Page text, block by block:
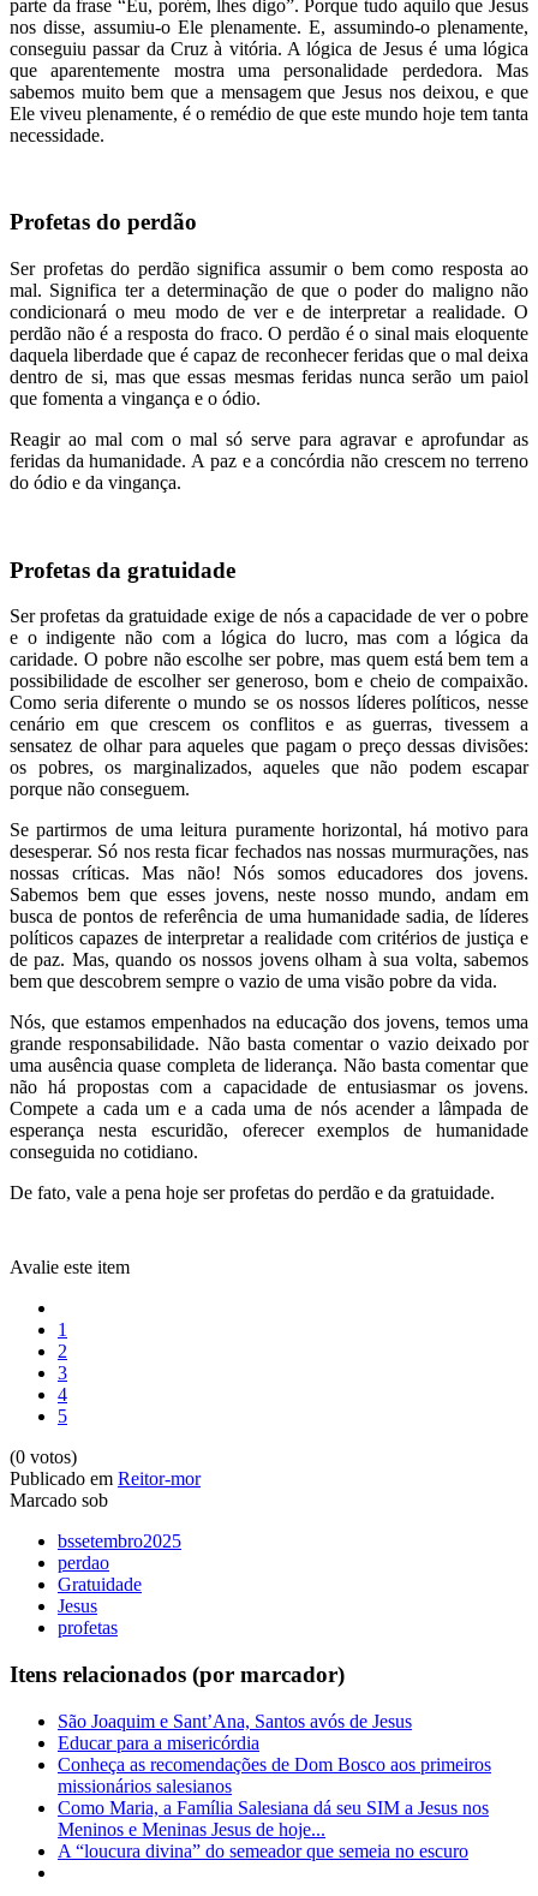
parte da frase “Eu, porém, lhes digo”. Porque tudo aquilo que Jesus
nos disse, assumiu-o Ele plenamente. E, assumindo-o plenamente,
conseguiu passar da Cruz à vitória. A lógica de Jesus é uma lógica
que aparentemente mostra uma personalidade perdedora. Mas
sabemos muito bem que a mensagem que Jesus nos deixou, e que
Ele viveu plenamente, é o remédio de que este mundo hoje tem tanta
necessidade.
Profetas do perdão
Ser profetas do perdão significa assumir o bem como resposta ao
mal. Significa ter a determinação de que o poder do maligno não
condicionará o meu modo de ver e de interpretar a realidade. O
perdão não é a resposta do fraco. O perdão é o sinal mais eloquente
daquela liberdade que é capaz de reconhecer feridas que o mal deixa
dentro de si, mas que essas mesmas feridas nunca serão um paiol
que fomenta a vingança e o ódio.
Reagir ao mal com o mal só serve para agravar e aprofundar as
feridas da humanidade. A paz e a concórdia não crescem no terreno
do ódio e da vingança.
Profetas da gratuidade
Ser profetas da gratuidade exige de nós a capacidade de ver o pobre
e o indigente não com a lógica do lucro, mas com a lógica da
caridade. O pobre não escolhe ser pobre, mas quem está bem tem a
possibilidade de escolher ser generoso, bom e cheio de compaixão.
Como seria diferente o mundo se os nossos líderes políticos, nesse
cenário em que crescem os conflitos e as guerras, tivessem a
sensatez de olhar para aqueles que pagam o preço dessas divisões:
os pobres, os marginalizados, aqueles que não podem escapar
porque não conseguem.
Se partirmos de uma leitura puramente horizontal, há motivo para
desesperar. Só nos resta ficar fechados nas nossas murmurações, nas
nossas críticas. Mas não! Nós somos educadores dos jovens.
Sabemos bem que esses jovens, neste nosso mundo, andam em
busca de pontos de referência de uma humanidade sadia, de líderes
políticos capazes de interpretar a realidade com critérios de justiça e
de paz. Mas, quando os nossos jovens olham à sua volta, sabemos
bem que descobrem sempre o vazio de uma visão pobre da vida.
Nós, que estamos empenhados na educação dos jovens, temos uma
grande responsabilidade. Não basta comentar o vazio deixado por
uma ausência quase completa de liderança. Não basta comentar que
não há propostas com a capacidade de entusiasmar os jovens.
Compete a cada um e a cada uma de nós acender a lâmpada de
esperança nesta escuridão, oferecer exemplos de humanidade
conseguida no cotidiano.
De fato, vale a pena hoje ser profetas do perdão e da gratuidade.
Avalie este item
1
2
3
4
5
(0 votos)
Publicado em Reitor-mor
Marcado sob
bssetembro2025
perdao
Gratuidade
Jesus
profetas
Itens relacionados (por marcador)
São Joaquim e Sant’Ana, Santos avós de Jesus
Educar para a misericórdia
Conheça as recomendações de Dom Bosco aos primeiros
missionários salesianos
Como Maria, a Família Salesiana dá seu SIM a Jesus nos
Meninos e Meninas Jesus de hoje...
A “loucura divina” do semeador que semeia no escuro